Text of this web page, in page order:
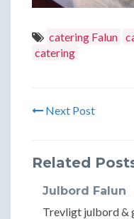
catering Falun
catering
Next Post
Related
Julbord Falun
Trevligt julbord &